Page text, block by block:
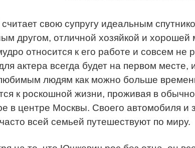
свою супругу идеальным
другом, отличной хозяйкой и хорошей
относится к его работе и совсем не
актера всегда будет на первом месте,
людям как можно больше
к роскошной жизни, проживая в
в центре Москвы. Своего автомобиля и
всей семьей путешествуют по миру.